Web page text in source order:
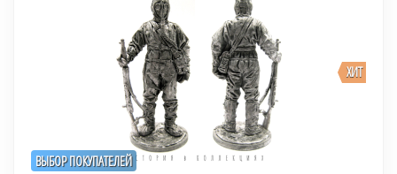
ВЫБОР ПОКУПАТЕЛЕЙ
ХИТ